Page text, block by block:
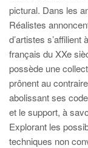
pictural. Dans les
Réalistes
d’artistes
français du XXe
possède une
prônent au
abolissant ses
et le support, à
Explorant les
techniques non